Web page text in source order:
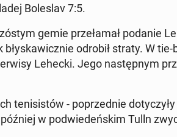
Bo­le­slav 7:5.
gemie prze­ła­mał podanie
bły­ska­wicz­nie odrobił straty. W
Lehecki. Jego na­stęp­nym
te­ni­si­stów - po­przed­nie
w pod­wie­deń­skim Tulln